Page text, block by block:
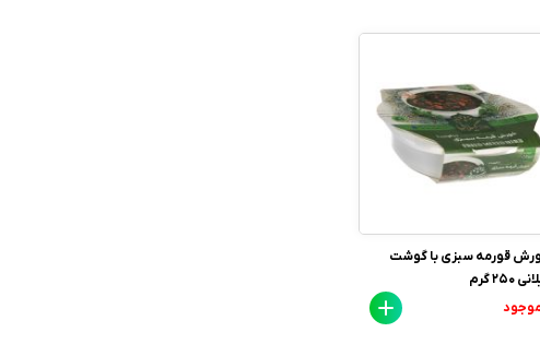
قورمه سبزی با گوشت
250 گرم